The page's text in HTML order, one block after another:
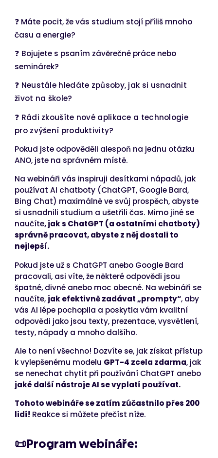
❓ Máte pocit, že vás studium stojí příliš mnoho
času a energie?
❓ Bojujete s psaním závěrečné práce nebo
seminárek?
❓ Neustále hledáte způsoby, jak si usnadnit
život na škole?
❓ Rádi zkoušíte nové aplikace a technologie
pro zvýšení produktivity?
Pokud jste odpověděli alespoň na jednu otázku
ANO, jste na správném místě.
Na webináři vás inspiruji desítkami nápadů, jak
používat AI chatboty (ChatGPT, Google Bard,
Bing Chat) maximálně ve svůj prospěch, abyste
si usnadnili studium a ušetřili čas. Mimo jiné se
naučíte, jak s ChatGPT (a ostatními chatboty)
správně pracovat, abyste z něj dostali to
nejlepší.
Pokud jste už s ChatGPT anebo Google Bard
pracovali, asi víte, že některé odpovědi jsou
špatné, divné anebo moc obecné. Na webináři se
naučíte, jak efektivně zadávat „prompty“, aby
vás AI lépe pochopila a poskytla vám kvalitní
odpovědi jako jsou texty, prezentace, vysvětlení,
testy, nápady a mnoho dalšího.
Ale to není všechno! Dozvíte se, jak získat přístup
k vylepšenému modelu GPT-4 zcela zdarma, jak
se nenechat chytit při používání ChatGPT anebo
jaké další nástroje AI se vyplatí používat.
Tohoto webináře se zatím zúčastnilo přes 200
lidí! Reakce si můžete přečíst níže.
📜Program webináře: